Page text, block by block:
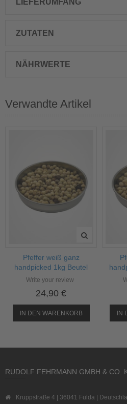
LIEFERUMFANG
ZUTATEN
NÄHRWERTE
Verwandte Artikel
Pfeffer weiß ganz
handpicked 1kg Beutel
Write your review
24,90 €
IN DEN WARENKORB IN
RUDOLF FEHRMANN GMBH & CO.
Kruppstraße 4 | 36041 Fulda |